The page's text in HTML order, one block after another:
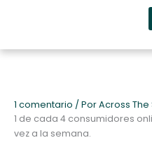
1 comentario / PorAcross
1 de cada 4 consumidores
vez a la semana.